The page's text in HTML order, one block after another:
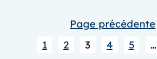
Page précédente
1
2 3 4 5 …